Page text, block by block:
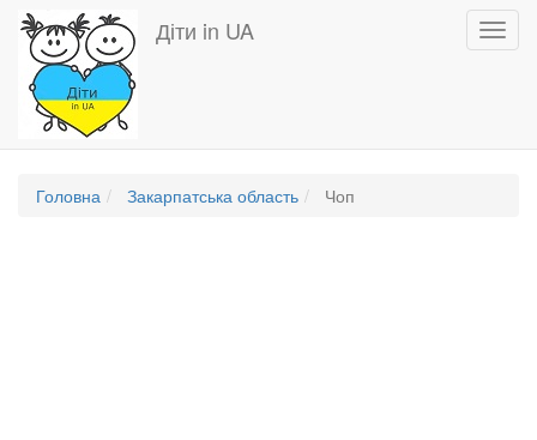
Перейти
основного
вмісту
Діти in UA
Головна Закарпатська область Чоп